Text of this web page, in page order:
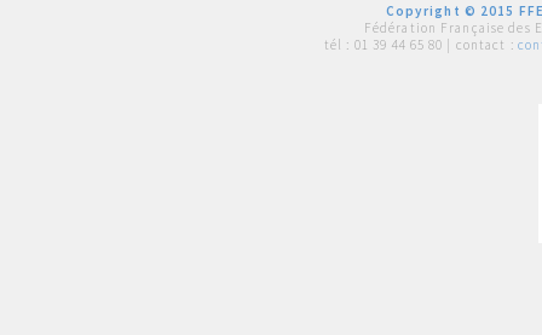
Copyright © 2015
Fédération Française des
tél : 01 39 44 65 80 | contact :